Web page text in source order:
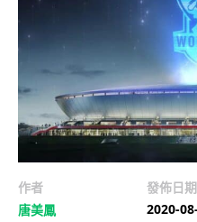
作者
唐美鳳
發佈日期
2020-